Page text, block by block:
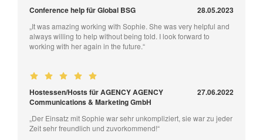
Conference help für Global BSG 28.05.2023
„It was amazing working with Sophie. She was very helpful and
always willing to help without being told. I look forward to
working with her again in the future.“
Hostessen/Hosts für AGENCY AGENCY
Communications & Marketing GmbH
27.06.2022
„Der Einsatz mit Sophie war sehr unkompliziert, sie war zu jeder
Zeit sehr freundlich und zuvorkommend!“